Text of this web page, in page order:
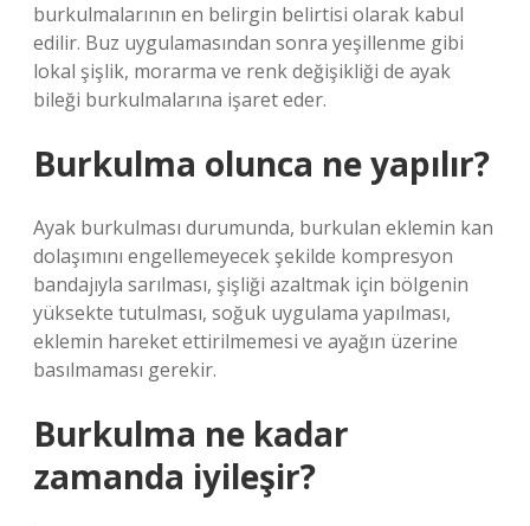
burkulmalarının en belirgin belirtisi olarak kabul
edilir. Buz uygulamasından sonra yeşillenme gibi
lokal şişlik, morarma ve renk değişikliği de ayak
bileği burkulmalarına işaret eder.
Burkulma olunca ne yapılır?
Ayak burkulması durumunda, burkulan eklemin kan
dolaşımını engellemeyecek şekilde kompresyon
bandajıyla sarılması, şişliği azaltmak için bölgenin
yüksekte tutulması, soğuk uygulama yapılması,
eklemin hareket ettirilmemesi ve ayağın üzerine
basılmaması gerekir.
Burkulma ne kadar
zamanda iyileşir?